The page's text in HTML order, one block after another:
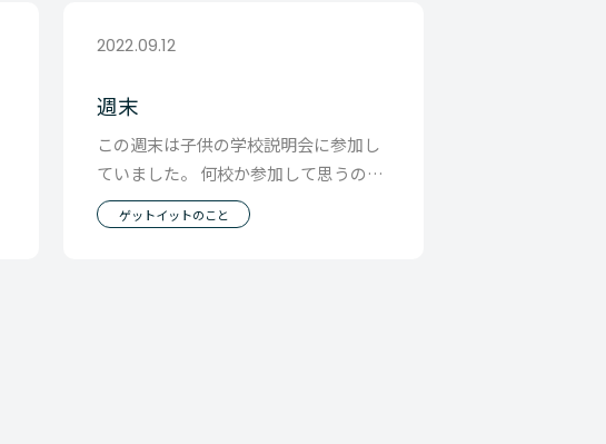
2022.09.12
週末
この週末は子供の学校説明会に参加し
ていました。 何校か参加して思うので
すが、 どの学校に行っても ・１人１人
の個性を大切
ゲットイットのこと